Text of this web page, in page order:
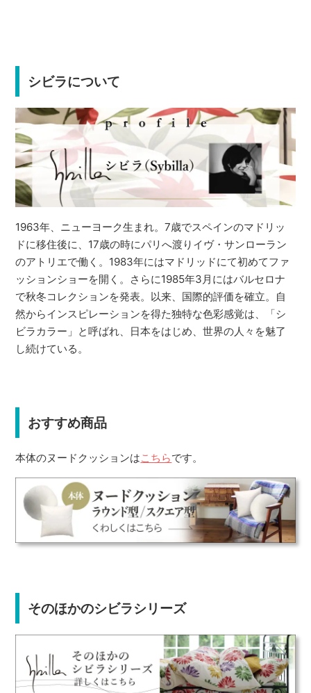
シビラについて
1963年、ニューヨーク生まれ。7歳でスペインのマドリッ
ドに移住後に、17歳の時にパリへ渡りイヴ・サンローラン
のアトリエで働く。1983年にはマドリッドにて初めてファ
ッションショーを開く。さらに1985年3月にはバルセロナ
で秋冬コレクションを発表。以来、国際的評価を確立。自
然からインスピレーションを得た独特な色彩感覚は、「シ
ビラカラー」と呼ばれ、日本をはじめ、世界の人々を魅了
し続けている。
おすすめ商品
本体のヌードクッションはこちらです。
そのほかのシビラシリーズ